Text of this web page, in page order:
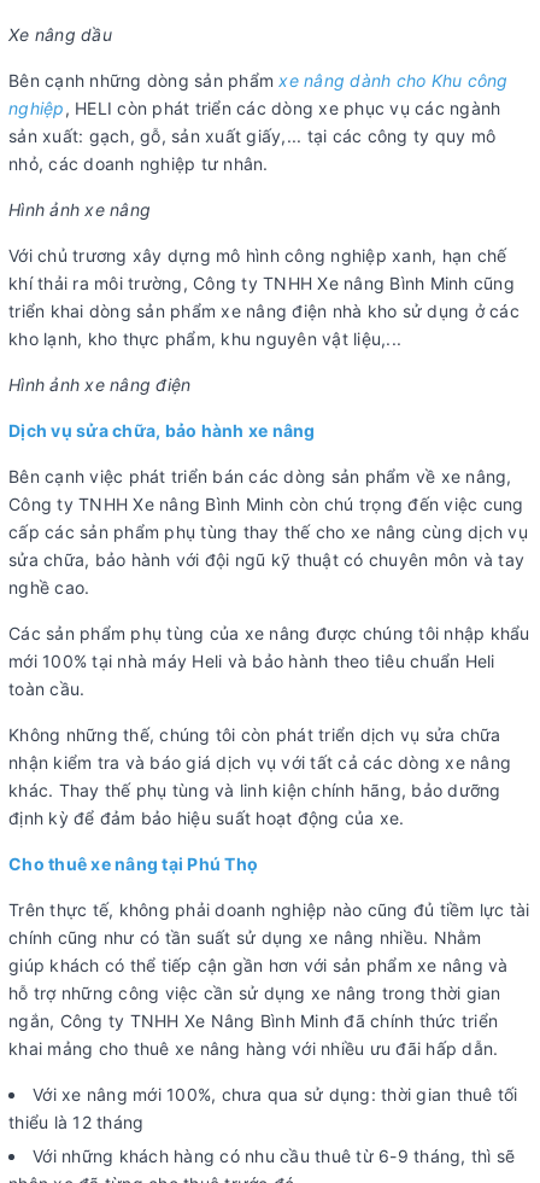
Xe nâng dầu
Bên cạnh những dòng sản phẩm xe nâng dành cho Khu công
nghiệp, HELI còn phát triển các dòng xe phục vụ các ngành
sản xuất: gạch, gỗ, sản xuất giấy,... tại các công ty quy mô
nhỏ, các doanh nghiệp tư nhân.
Hình ảnh xe nâng
Với chủ trương xây dựng mô hình công nghiệp xanh, hạn chế
khí thải ra môi trường, Công ty TNHH Xe nâng Bình Minh cũng
triển khai dòng sản phẩm xe nâng điện nhà kho sử dụng ở các
kho lạnh, kho thực phẩm, khu nguyên vật liệu,...
Hình ảnh xe nâng điện
Dịch vụ sửa chữa, bảo hành xe nâng
Bên cạnh việc phát triển bán các dòng sản phẩm về xe nâng,
Công ty TNHH Xe nâng Bình Minh còn chú trọng đến việc cung
cấp các sản phẩm phụ tùng thay thế cho xe nâng cùng dịch vụ
sửa chữa, bảo hành với đội ngũ kỹ thuật có chuyên môn và tay
nghề cao.
Các sản phẩm phụ tùng của xe nâng được chúng tôi nhập khẩu
mới 100% tại nhà máy Heli và bảo hành theo tiêu chuẩn Heli
toàn cầu.
Không những thế, chúng tôi còn phát triển dịch vụ sửa chữa
nhận kiểm tra và báo giá dịch vụ với tất cả các dòng xe nâng
khác. Thay thế phụ tùng và linh kiện chính hãng, bảo dưỡng
định kỳ để đảm bảo hiệu suất hoạt động của xe.
Cho thuê xe nâng tại Phú Thọ
Trên thực tế, không phải doanh nghiệp nào cũng đủ tiềm lực tài
chính cũng như có tần suất sử dụng xe nâng nhiều. Nhằm
giúp khách có thể tiếp cận gần hơn với sản phẩm xe nâng và
hỗ trợ những công việc cần sử dụng xe nâng trong thời gian
ngắn, Công ty TNHH Xe Nâng Bình Minh đã chính thức triển
khai mảng cho thuê xe nâng hàng với nhiều ưu đãi hấp dẫn.
Với xe nâng mới 100%, chưa qua sử dụng: thời gian thuê tối
thiểu là 12 tháng
Với những khách hàng có nhu cầu thuê từ 6-9 tháng, thì sẽ